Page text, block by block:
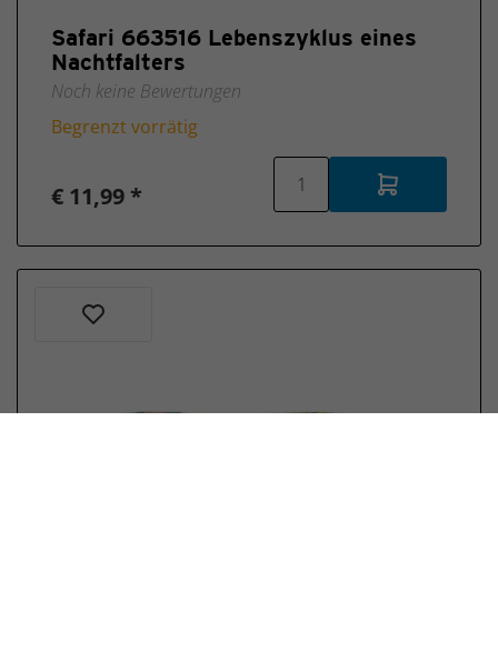
Safari 663516 Lebenszyklus eines
Nachtfalters
Noch keine Bewertungen
Begrenzt vorrätig
€ 11,99 *